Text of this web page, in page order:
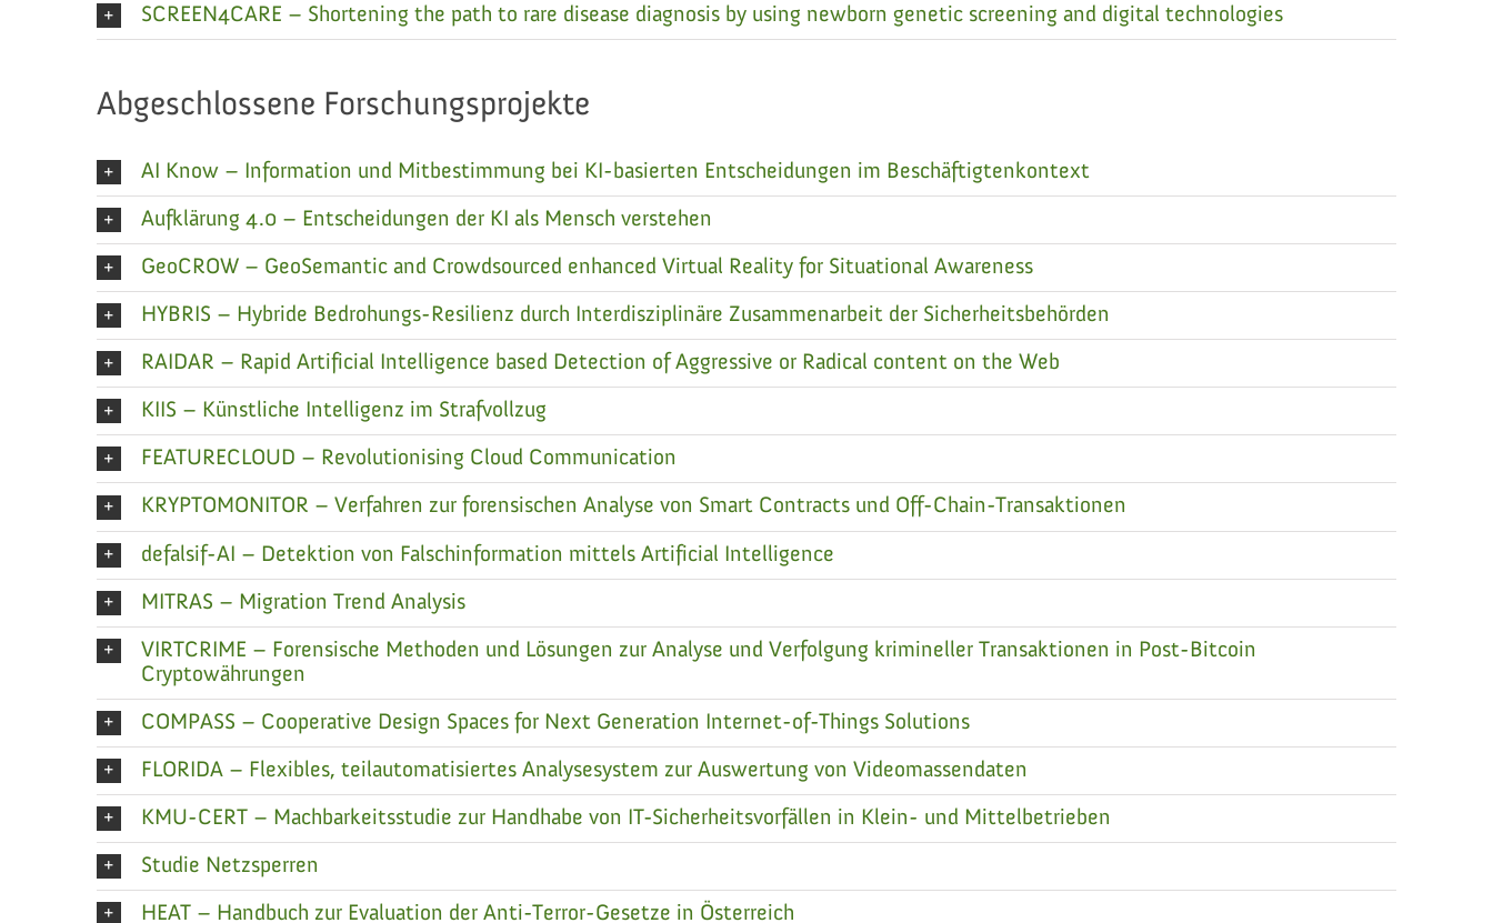
SCREEN4CARE – Shortening the path to rare disease diagnosis by using newborn genetic screening and digital technologies
Abgeschlossene Forschungsprojekte
AI Know – Information und Mitbestimmung bei KI-basierten Entscheidungen im Beschäftigtenkontext
Aufklärung 4.0 – Entscheidungen der KI als Mensch verstehen
GeoCROW – GeoSemantic and Crowdsourced enhanced Virtual Reality for Situational Awareness
HYBRIS – Hybride Bedrohungs-Resilienz durch Interdisziplinäre Zusammenarbeit der Sicherheitsbehörden
RAIDAR – Rapid Artificial Intelligence based Detection of Aggressive or Radical content on the Web
KIIS – Künstliche Intelligenz im Strafvollzug
FEATURECLOUD – Revolutionising Cloud Communication
KRYPTOMONITOR – Verfahren zur forensischen Analyse von Smart Contracts und Off-Chain-Transaktionen
defalsif-AI – Detektion von Falschinformation mittels Artificial Intelligence
MITRAS – Migration Trend Analysis
VIRTCRIME – Forensische Methoden und Lösungen zur Analyse und Verfolgung krimineller Transaktionen in Post-Bitcoin
Cryptowährungen
COMPASS – Cooperative Design Spaces for Next Generation Internet-of-Things Solutions
FLORIDA – Flexibles, teilautomatisiertes Analysesystem zur Auswertung von Videomassendaten
KMU-CERT – Machbarkeitsstudie zur Handhabe von IT-Sicherheitsvorfällen in Klein- und Mittelbetrieben
Studie Netzsperren
HEAT – Handbuch zur Evaluation der Anti-Terror-Gesetze in Österreich